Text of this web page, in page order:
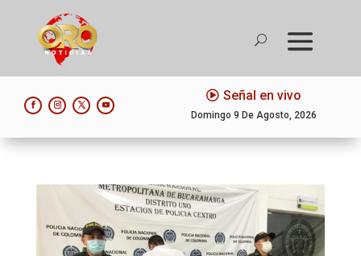
Señal en vivo
Domingo 9 De Agosto, 2026